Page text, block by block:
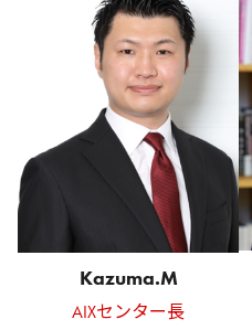
Kazuma.M
AIXセンター長